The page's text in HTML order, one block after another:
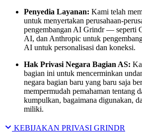
Penyedia Layanan: Kami telah
untuk menyertakan perusahaan-
pengembangan AI Grindr — seperti
AI, dan Anthropic untuk
AI untuk personalisasi dan koneksi.
Hak Privasi Negara Bagian AS:
bagian ini untuk mencerminkan
negara bagian baru yang baru saja
mempermudah pemahaman tentang
kumpulkan, bagaimana digunakan,
miliki.
KEBIJAKAN PRIVASI GRINDR